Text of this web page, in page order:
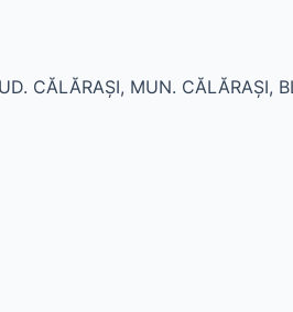
MUN. CĂLĂRAŞI,